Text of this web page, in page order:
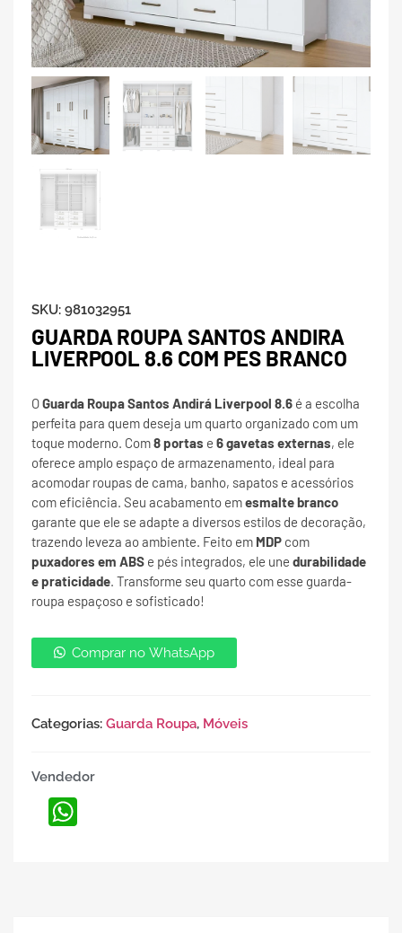
SKU: 981032951
GUARDA ROUPA SANTOS ANDIRA
LIVERPOOL 8.6 COM PES BRANCO
OGuarda Roupa Santos Andirá Liverpool 8.6 é a escolha
perfeita para quem deseja um quarto organizado com um
toque moderno. Com8 portas e 6 gavetas externas, ele
oferece amplo espaço de armazenamento, ideal para
acomodar roupas de cama, banho, sapatos e acessórios
com eficiência. Seu acabamento emesmalte branco
garante que ele se adapte a diversos estilos de decoração,
trazendo leveza ao ambiente. Feito em MDP com
puxadores em ABS e pés integrados, ele une durabilidade
e praticidade. Transforme seu quarto com esse guarda-
roupa espaçoso e sofisticado!
Comprar no WhatsApp
Categorias: Guarda Roupa, Móveis
Vendedor